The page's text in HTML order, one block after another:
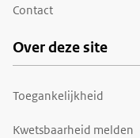
Contact
Over deze site
Toegankelijkheid
Kwetsbaarheid melden